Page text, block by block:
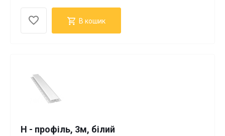
В кошик
H - профіль, 3м, білий